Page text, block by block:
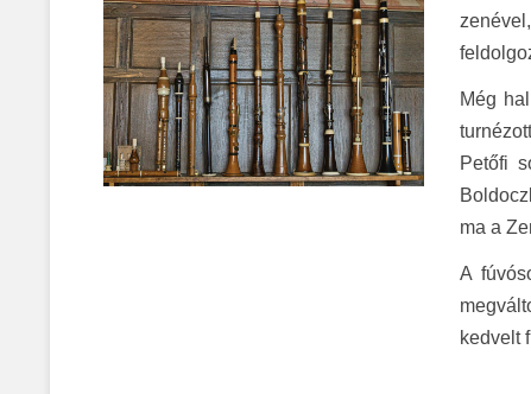
Még
Petőfi
ma a
A
kedvelt